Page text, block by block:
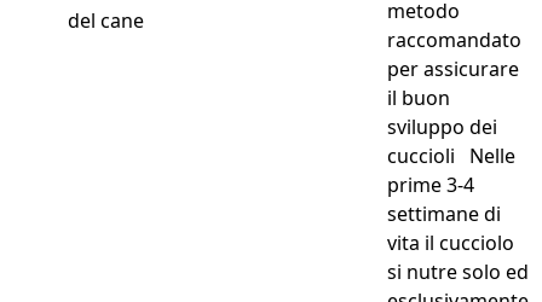
del cane
metodo
raccomandato
per assicurare
il buon
sviluppo dei
cuccioli Nelle
prime 3-4
settimane di
vita il cucciolo
si nutre solo ed